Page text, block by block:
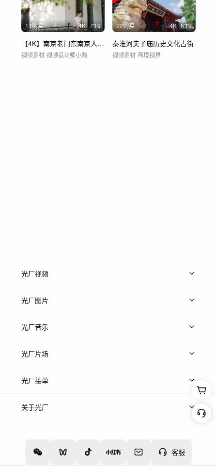
11购买 4K 7'19
【4K】南京老门东南京人文老门东步行街
视频素材 视频设计师小贱
22购买 4K 6'19
秦淮河夫子庙历史文化古街
视频素材 画境视界
客服
光厂视频
上传视频
光厂图片
上传图片
光厂音乐
热门音乐
光厂片场
上传案例
光厂接单
上架服务
关于光厂